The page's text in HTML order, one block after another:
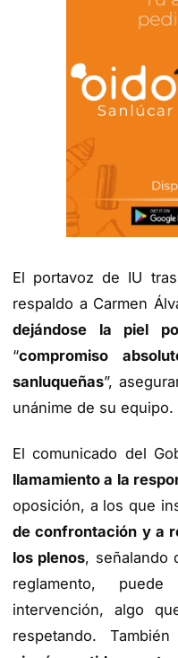
El portavoz de IU
respaldo a Carmen
dejándose la piel
“compromiso
sanluqueñas”,
unánime de su equipo.
El comunicado del
llamamiento a la
oposición, a los que
de confrontación y a
los plenos, señalando
reglamento,
intervención, algo
respetando.